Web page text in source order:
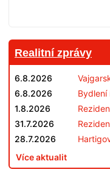
Realitní zprávy
6.8.2026
6.8.2026
Bydlení
1.8.2026
31.7.2026
28.7.2026
Více aktualit